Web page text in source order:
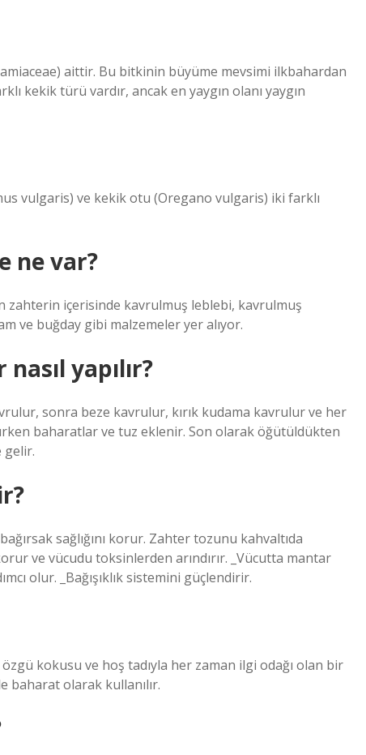
aittir. Bu bitkinin büyüme mevsimi ilkbahardan
kekik türü vardır, ancak en yaygın olanı yaygın
vulgaris) ve kekik otu (Oregano vulgaris) iki farklı
ne var?
zahterin içerisinde kavrulmuş leblebi, kavrulmuş
ve buğday gibi malzemeler yer alıyor.
yapılır?
sonra beze kavrulur, kırık kudama kavrulur ve her
baharatlar ve tuz eklenir. Son olarak öğütüldükten
gelir.
sağlığını korur. Zahter tozunu kahvaltıda
ve vücudu toksinlerden arındırır. _Vücutta mantar
olur. _Bağışıklık sistemini güçlendirir.
kokusu ve hoş tadıyla her zaman ilgi odağı olan bir
baharat olarak kullanılır.